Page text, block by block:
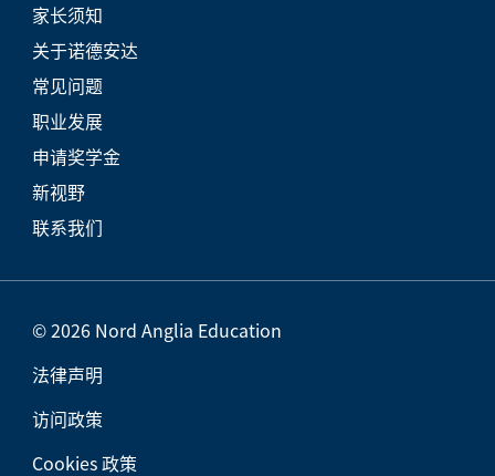
家长须知
关于诺德安达
常见问题
职业发展
申请奖学金
新视野
联系我们
© 2026 Nord Anglia Education
法律声明
访问政策
Cookies 政策